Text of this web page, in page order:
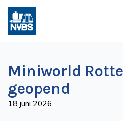
Op de Rails
NVBS Actueel
Afdelingen
Miniworld
geopend
18 juni 2026